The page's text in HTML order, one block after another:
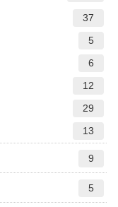
37
5
6
12
29
13
9
5